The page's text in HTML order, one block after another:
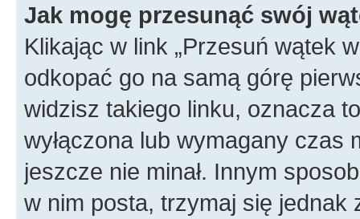
Jak mogę przesunąć swój
Klikając w link „Przesuń wątek
odkopać go na samą górę
widzisz takiego linku, oznacza
wyłączona lub wymagany czas
jeszcze nie minał. Innym
w nim posta, trzymaj się jednak